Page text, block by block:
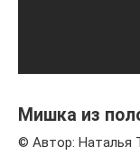
Мишка из
© Автор: Наталья